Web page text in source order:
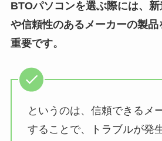
BTOパソコンを選ぶ際には、
や信頼性のあるメーカーの製品
重要です。
というのは、信頼できるメ
することで、トラブルが発